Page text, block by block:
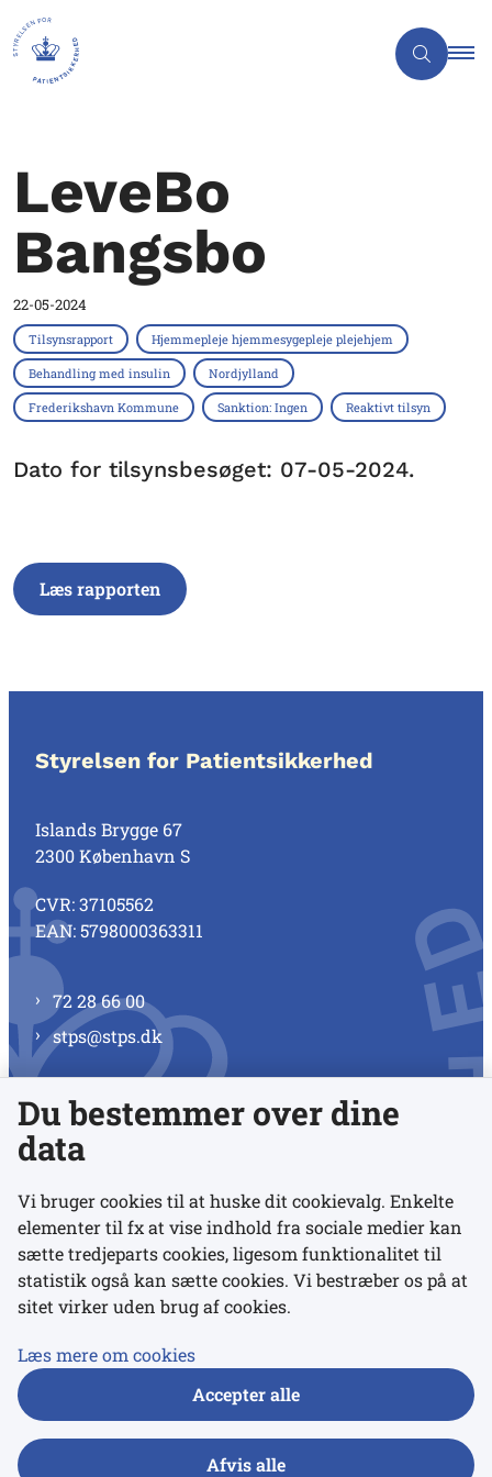
LeveBo
Bangsbo
22-05-2024
Tilsynsrapport Hjemmepleje hjemmesygepleje plejehjem
Behandling med insulin Nordjylland
Frederikshavn Kommune Sanktion: Ingen Reaktivt tilsyn
Dato for tilsynsbesøget: 07-05-2024.
Læs rapporten
Styrelsen for Patientsikkerhed
Islands Brygge 67
2300 København S
CVR: 37105562
EAN: 5798000363311
72 28 66 00
stps@stps.dk
Se alle kontaktnumre
Links
Udgivelser
Du bestemmer over dine
data
Vi bruger cookies til at huske dit cookievalg. Enkelte
elementer til fx at vise indhold fra sociale medier kan
sætte tredjeparts cookies, ligesom funktionalitet til
statistik også kan sætte cookies. Vi bestræber os på at
sitet virker uden brug af cookies.
Læs mere om cookies
Accepter alle
Afvis alle